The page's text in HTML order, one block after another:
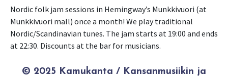
Nordic folk jam sessions in Hemingway’s Munkkivuori (at
Munkkivuori mall) once a month! We play traditional
Nordic/Scandinavian tunes. The jam starts at 19:00 and ends
at 22:30. Discounts at the bar for musicians.
© 2025 Kamukanta / Kansanmusiikin ja